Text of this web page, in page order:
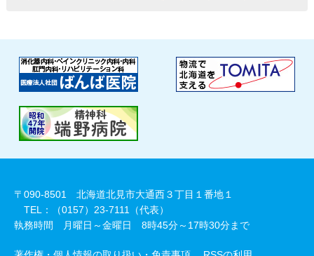
〒090-8501 北海道北見市大通西３丁目１番地１
TEL：（0157）23-7111（代表）
執務時間 月曜日～金曜日 8時45分～17時30分まで